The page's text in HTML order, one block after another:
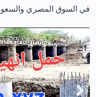
في السوق المصري